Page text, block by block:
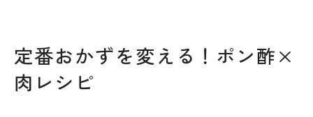
定番おかずを変える！ポン酢×
肉レシピ